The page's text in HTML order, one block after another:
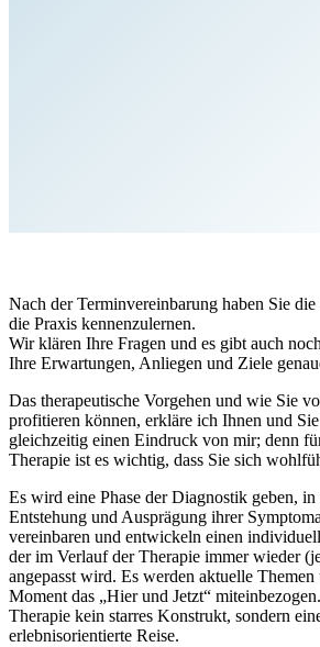
Nach der Terminvereinbarung haben Sie
die Praxis kennenzulernen.
Wir klären Ihre Fragen und es gibt auch
Ihre Erwartungen, Anliegen und Ziele
Das therapeutische Vorgehen und wie Sie
profitieren können, erkläre ich Ihnen und
gleichzeitig einen Eindruck von mir; denn
Therapie ist es wichtig, dass Sie sich
Es wird eine Phase der Diagnostik geben,
Entstehung und Ausprägung ihrer
vereinbaren und entwickeln einen
der im Verlauf der Therapie immer wieder
angepasst wird. Es werden aktuelle
Moment das „Hier und Jetzt“
Therapie kein starres Konstrukt, sondern
erlebnisorientierte Reise.